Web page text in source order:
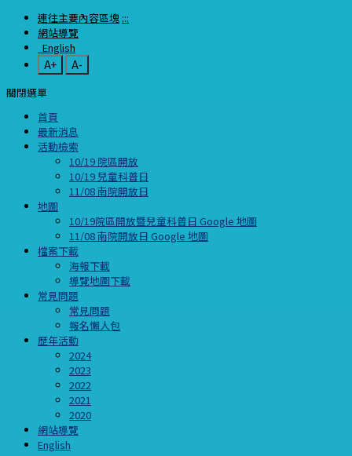
連往主要內容區塊 :::
網站導覽
English
A+
A-
關閉選單
首頁
最新消息
活動檢索
10/19 院區開放
10/19 兒童科普日
11/08 南院開放日
地圖
10/19院區開放暨兒童科普日 Google 地圖
11/08 南院開放日 Google 地圖
檔案下載
海報下載
導覽地圖下載
常見問題
常見問題
報名懶人包
歷年活動
2024
2023
2022
2021
2020
網站導覽
English